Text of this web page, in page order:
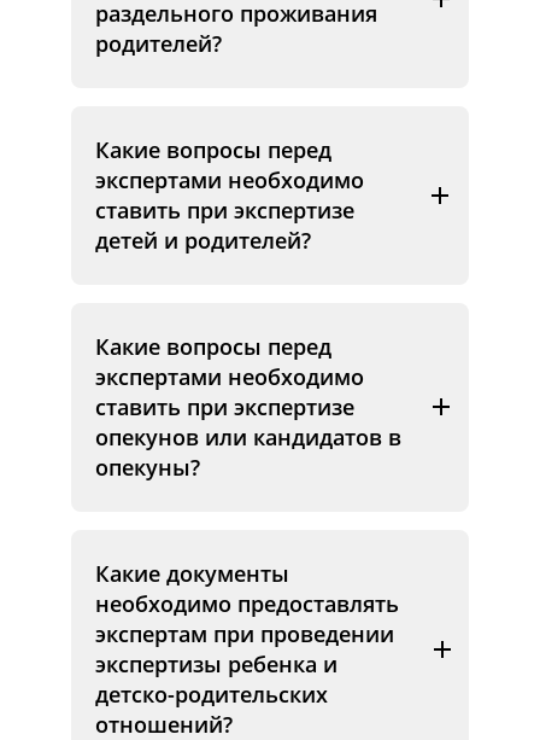
раздельного проживания
родителей?
Какие вопросы перед
экспертами необходимо
ставить при экспертизе
детей и родителей?
Какие вопросы перед
экспертами необходимо
ставить при экспертизе
опекунов или кандидатов в
опекуны?
Какие документы
необходимо предоставлять
экспертам при проведении
экспертизы ребенка и
детско-родительских
отношений?